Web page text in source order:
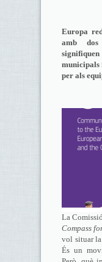
Europa
amb dos
municipals
per als
La
Compass
vol situar
És un